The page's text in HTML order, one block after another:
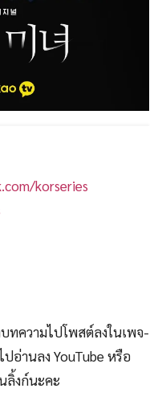
korseries
ความไปโพสต์ลงในเพจ-
อ่านลง YouTube หรือ
ลิ้งก์นะคะ